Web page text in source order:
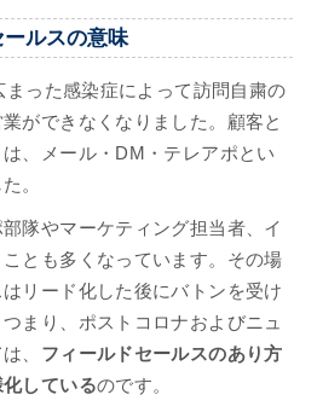
ルスの意味
まった感染症によって訪問自粛の
ができなくなりました。顧客と
、メール・DM・テレアポとい
。
隊やマーケティング担当者、イ
とも多くなっています。その場
リード化した後にバトンを受け
まり、ポストコロナおよびニュ
、 フィールドセールスのあり方
しているのです。